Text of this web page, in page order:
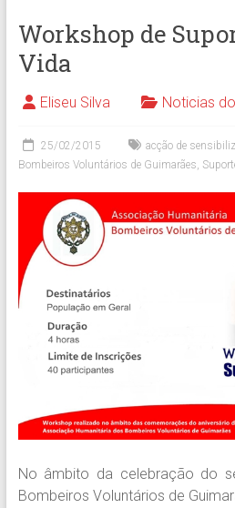
Workshop de
Vida
Eliseu Silva Noticias
25/02/2015 acção de
Bombeiros Voluntários de Guimarães,
No âmbito da celebração do
Bombeiros Voluntários de